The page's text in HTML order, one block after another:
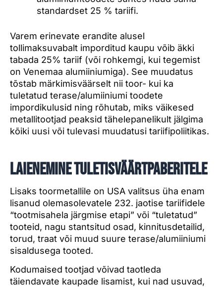
standardset 25 % tariifi.
Varem erinevate erandite alusel
tollimaksuvabalt imporditud kaupu võib äkki
tabada 25% tariif (või rohkemgi, kui tegemist
on Venemaa alumiiniumiga). See muudatus
tõstab märkimisväärselt nii toor- kui ka
tuletatud terase/alumiiniumi toodete
impordikulusid ning rõhutab, miks väikesed
metallitootjad peaksid tähelepanelikult jälgima
kõiki uusi või tulevasi muudatusi tariifipoliitikas.
Laienemine tuletisväärtpaberitele
Lisaks toormetallile on USA valitsus üha enam
lisanud olemasolevatele 232. jaotise tariifidele
“tootmisahela järgmise etapi” või “tuletatud”
tooteid, nagu stantsitud osad, kinnitusdetailid,
torud, traat või muud suure terase/alumiiniumi
sisaldusega tooted.
Kodumaised tootjad võivad taotleda
täiendavate kaupade lisamist, kui nad usuvad,